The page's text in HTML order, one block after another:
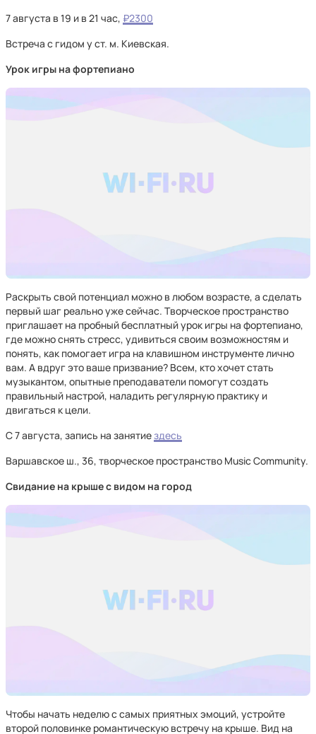
7 августа в 19 и в 21 час, ₽2300
Встреча с гидом у ст. м. Киевская.
Урок игры на фортепиано
Раскрыть свой потенциал можно в любом возрасте, а сделать
первый шаг реально уже сейчас. Творческое пространство
приглашает на пробный бесплатный урок игры на фортепиано,
где можно снять стресс, удивиться своим возможностям и
понять, как помогает игра на клавишном инструменте лично
вам. А вдруг это ваше призвание? Всем, кто хочет стать
музыкантом, опытные преподаватели помогут создать
правильный настрой, наладить регулярную практику и
двигаться к цели.
С 7 августа, запись на занятиездесь
Варшавское ш., 36, творческое пространство Music Community.
Свидание на крыше с видом на город
Чтобы начать неделю с самых приятных эмоций, устройте
второй половинке романтическую встречу на крыше. Вид на